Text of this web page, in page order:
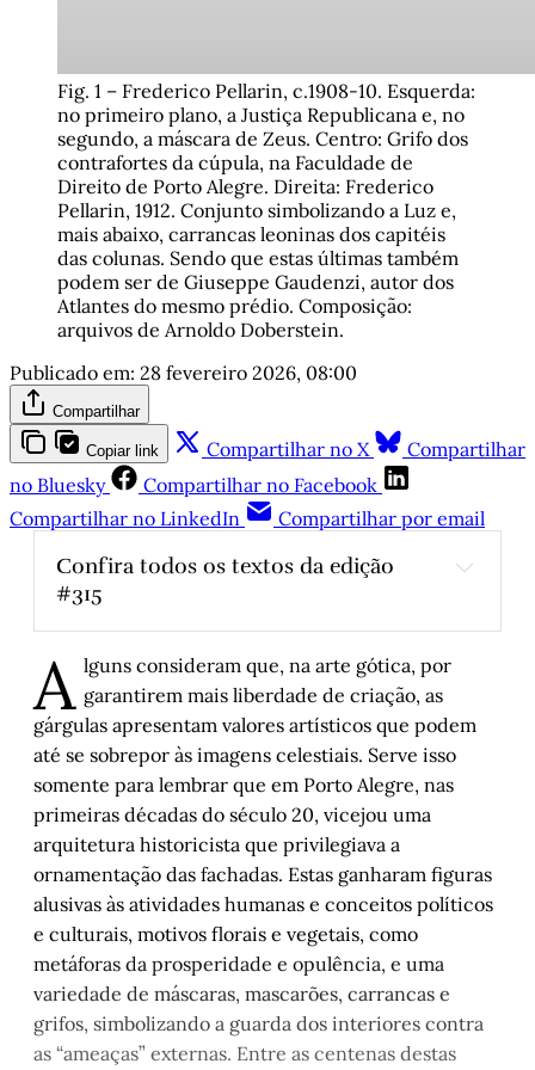
Fig. 1 – Frederico Pellarin, c.1908-10. Esquerda:
no primeiro plano, a Justiça Republicana e, no
segundo, a máscara de Zeus. Centro: Grifo dos
contrafortes da cúpula, na Faculdade de
Direito de Porto Alegre. Direita: Frederico
Pellarin, 1912. Conjunto simbolizando a Luz e,
mais abaixo, carrancas leoninas dos capitéis
das colunas. Sendo que estas últimas também
podem ser de Giuseppe Gaudenzi, autor dos
Atlantes do mesmo prédio. Composição:
arquivos de Arnoldo Doberstein.
Publicado em: 28 fevereiro 2026, 08:00
Compartilhar
Copiar link Compartilhar no X
Compartilhar
no Bluesky
Compartilhar no Facebook
Compartilhar no LinkedIn
Compartilhar por email
Confira todos os textos da edição
#315
Saudades do Cais Mauá aberto à cidade
Histórias de Autógrafos: Tom Wolfe em “Um
Homem Por Inteiro”
Thiago Lacerda, medida por medida
Centenária: Maria, vó minha - Capítulo 11
Mãe, a mais inesquecível dentre os tipos
Caio, a carroça e a facilidade em destruir
Amanda Costa: "Caio antecipou muito do que tem
A lguns consideram que, na arte gótica, por
garantirem mais liberdade de criação, as
gárgulas apresentam valores artísticos que podem
até se sobrepor às imagens celestiais. Serve isso
somente para lembrar que em Porto Alegre, nas
primeiras décadas do século 20, vicejou uma
arquitetura historicista que privilegiava a
ornamentação das fachadas. Estas ganharam figuras
alusivas às atividades humanas e conceitos políticos
e culturais, motivos florais e vegetais, como
metáforas da prosperidade e opulência, e uma
variedade de máscaras, mascarões, carrancas e
grifos, simbolizando a guarda dos interiores contra
as “ameaças” externas. Entre as centenas destas